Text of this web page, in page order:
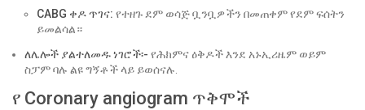
CABG ቀዶ ጥገና: የተዘጉ ደም ወሳጅ ቧንቧዎችን በመጠቀም የደም ፍሰትን
ይመልሳል።
ለሌሎች ያልተለመዱ ነገሮች፡- የሕክምና ዕቅዶች እንደ አኑኢሪዜም ወይም
ስፓም ባሉ ልዩ ግኝቶች ላይ ይወሰናሉ.
የ Coronary angiogram ጥቅሞች